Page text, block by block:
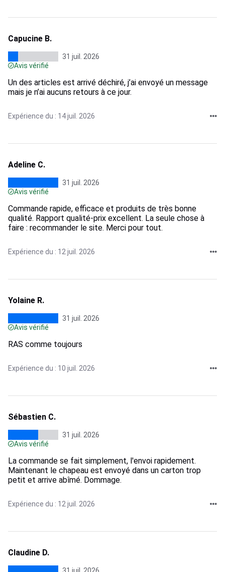
Capucine B.
31 juil. 2026
Avis vérifié
Un des articles est arrivé déchiré, j’ai envoyé un message
mais je n’ai aucuns retours à ce jour.
Expérience du : 14 juil. 2026
Adeline C.
31 juil. 2026
Avis vérifié
Commande rapide, efficace et produits de très bonne
qualité. Rapport qualité-prix excellent. La seule chose à
faire : recommander le site. Merci pour tout.
Expérience du : 12 juil. 2026
Yolaine R.
31 juil. 2026
Avis vérifié
RAS comme toujours
Expérience du : 10 juil. 2026
Sébastien C.
31 juil. 2026
Avis vérifié
La commande se fait simplement, l'envoi rapidement.
Maintenant le chapeau est envoyé dans un carton trop
petit et arrive abîmé. Dommage.
Expérience du : 12 juil. 2026
Claudine D.
31 juil. 2026